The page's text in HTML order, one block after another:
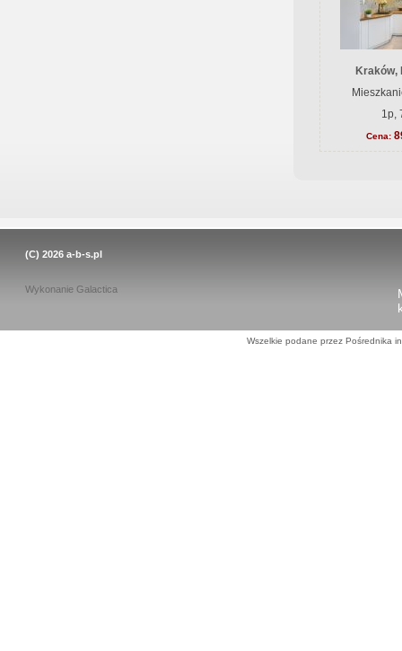
Kraków,
1p,
Cena:
(C) 2026 a-b-s.pl
Wykonanie Galactica
Wszelkie podane przez Pośrednika